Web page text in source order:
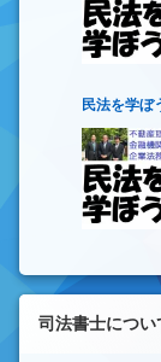
民法を学
司法書士につ